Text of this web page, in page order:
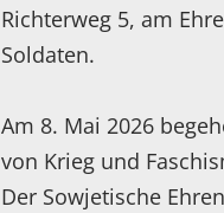
Richterweg 5, am
Soldaten.
Am 8. Mai 2026
von Krieg und
Der Sowjetische